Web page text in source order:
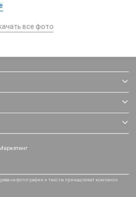
все фото
на фотографии и тексты принадлежат компании